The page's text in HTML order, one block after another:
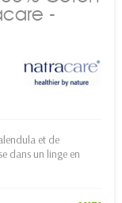
-
et de
dans un linge en